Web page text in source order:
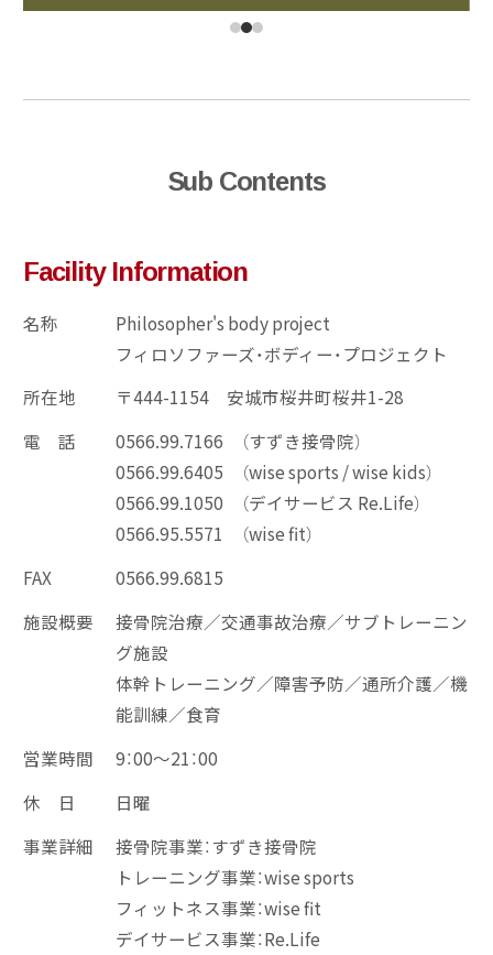
Sub Contents
Facility Information
名称
Philosopher's body project
フィロソファーズ・ボディー・プロジェクト
所在地
〒444-1154 安城市桜井町桜井1-28
電 話
0566.99.7166 （すずき接骨院）
0566.99.6405 （wise sports / wise kids）
0566.99.1050 （デイサービス Re.Life）
0566.95.5571 （wise fit）
FAX
0566.99.6815
施設概要
接骨院治療／交通事故治療／サブトレーニン
グ施設
体幹トレーニング／障害予防／通所介護／機
能訓練／食育
営業時間
9：00〜21：00
休 日
日曜
事業詳細
接骨院事業：すずき接骨院
トレーニング事業：wise sports
フィットネス事業：wise fit
デイサービス事業：Re.Life